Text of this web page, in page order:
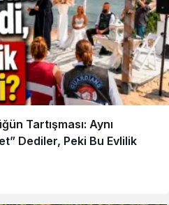
Tartışması: Aynı
Dediler, Peki Bu Evlilik